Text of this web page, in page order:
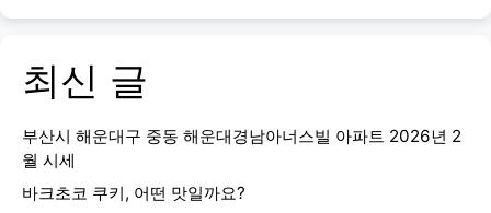
최신 글
부산시 해운대구 중동 해운대경남아너스빌 아파트 2026년 2
월 시세
바크초코 쿠키, 어떤 맛일까요?